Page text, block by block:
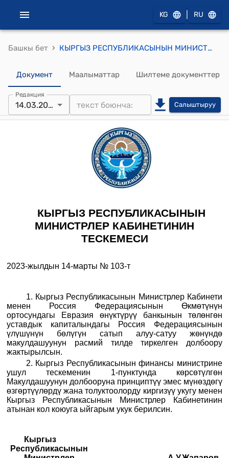
KG RU
Башкы бет › КЫРГЫЗ РЕСПУБЛИКАСЫНЫН МИНИСТРЛЕР КАБИНЕТИНИН 2023-жылдын 14-мартындагы № 103-т (Кыргыз Республикасынын Министрлер Кабинети менен Россия Федерациясынын Өкмөтүнүн ортосундагы Евразия өнүктүрүү банкынын төлөнгөн уставдык капиталындагы Россия Федерациясынын үлүшүнүн бөлүгүн сатып алуу-сатуу жөнүндө макулдашуунун долбоорун жактыруу тууралуу) ТЕСКЕМЕСИ
Документ Маалыматтар Шилтеме документтер
Редакция
14.03.2023 Салыштыруу